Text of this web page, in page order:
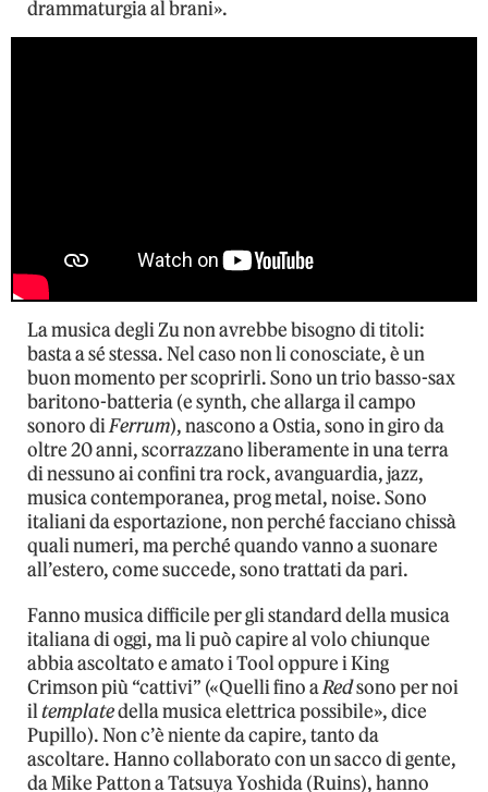
drammaturgia al brani».
La musica degli Zu non avrebbe bisogno di titoli:
basta a sé stessa. Nel caso non li conosciate, è un
buon momento per scoprirli. Sono un trio basso-sax
baritono-batteria (e synth, che allarga il campo
sonoro diFerrum), nascono a Ostia, sono in giro da
oltre 20 anni, scorrazzano liberamente in una terra
di nessuno ai confini tra rock, avanguardia, jazz,
musica contemporanea, prog metal, noise. Sono
italiani da esportazione, non perché facciano chissà
quali numeri, ma perché quando vanno a suonare
all’estero, come succede, sono trattati da pari.
Fanno musica difficile per gli standard della musica
italiana di oggi, ma li può capire al volo chiunque
abbia ascoltato e amato i Tool oppure i King
Crimson più “cattivi” («Quelli fino aRedsono per noi
iltemplatedella musica elettrica possibile», dice
Pupillo). Non c’è niente da capire, tanto da
ascoltare. Hanno collaborato con un sacco di gente,
da Mike Patton a Tatsuya Yoshida (Ruins), hanno